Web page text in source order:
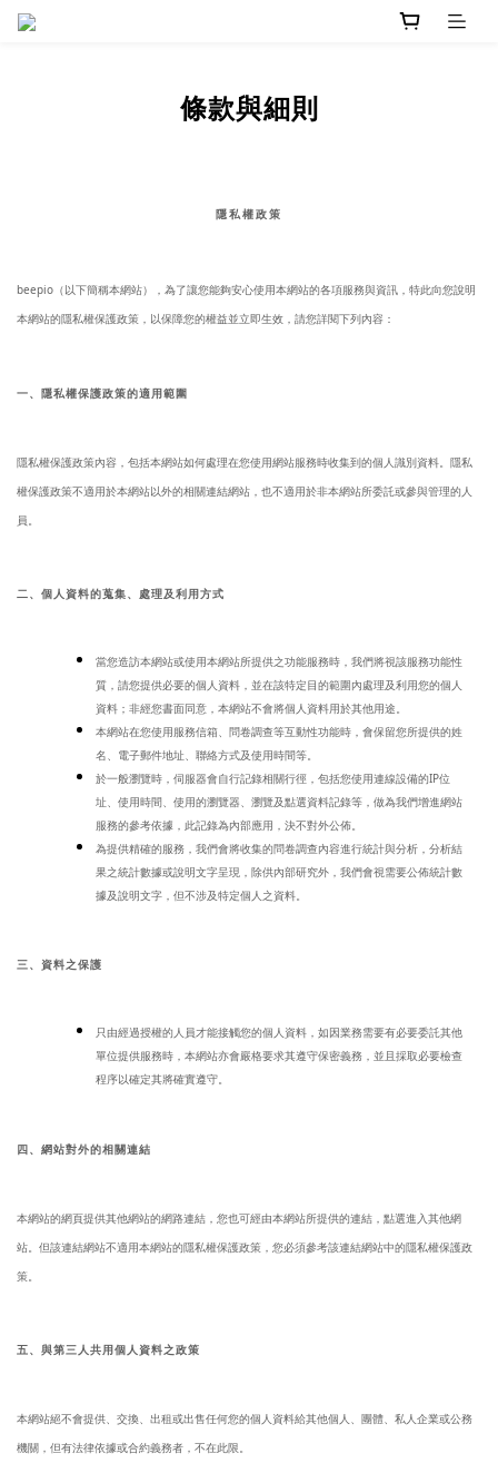
條款與細則
隱私權政策
beepio（以下簡稱本網站），為了讓您能夠安心使用本網站的各項服務與資訊，特此向您說明
本網站的隱私權保護政策，以保障您的權益並立即生效，請您詳閱下列內容：
一、隱私權保護政策的適用範圍
隱私權保護政策內容，包括本網站如何處理在您使用網站服務時收集到的個人識別資料。隱私
權保護政策不適用於本網站以外的相關連結網站，也不適用於非本網站所委託或參與管理的人
員。
二、個人資料的蒐集、處理及利用方式
當您造訪本網站或使用本網站所提供之功能服務時，我們將視該服務功能性
質，請您提供必要的個人資料，並在該特定目的範圍內處理及利用您的個人
資料；非經您書面同意，本網站不會將個人資料用於其他用途。
本網站在您使用服務信箱、問卷調查等互動性功能時，會保留您所提供的姓
名、電子郵件地址、聯絡方式及使用時間等。
於一般瀏覽時，伺服器會自行記錄相關行徑，包括您使用連線設備的IP位
址、使用時間、使用的瀏覽器、瀏覽及點選資料記錄等，做為我們增進網站
服務的參考依據，此記錄為內部應用，決不對外公佈。
為提供精確的服務，我們會將收集的問卷調查內容進行統計與分析，分析結
果之統計數據或說明文字呈現，除供內部研究外，我們會視需要公佈統計數
據及說明文字，但不涉及特定個人之資料。
三、資料之保護
只由經過授權的人員才能接觸您的個人資料，如因業務需要有必要委託其他
單位提供服務時，本網站亦會嚴格要求其遵守保密義務，並且採取必要檢查
程序以確定其將確實遵守。
四、網站對外的相關連結
本網站的網頁提供其他網站的網路連結，您也可經由本網站所提供的連結，點選進入其他網
站。但該連結網站不適用本網站的隱私權保護政策，您必須參考該連結網站中的隱私權保護政
策。
五、與第三人共用個人資料之政策
本網站絕不會提供、交換、出租或出售任何您的個人資料給其他個人、團體、私人企業或公務
機關，但有法律依據或合約義務者，不在此限。